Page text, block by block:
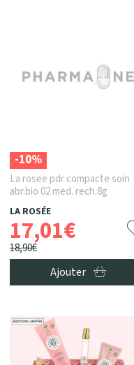
-10%
La rosee pdr compacte soin
abr.bio 02 med. rech.8g
LA ROSÉE
17,01€
18,90€
Ajouter